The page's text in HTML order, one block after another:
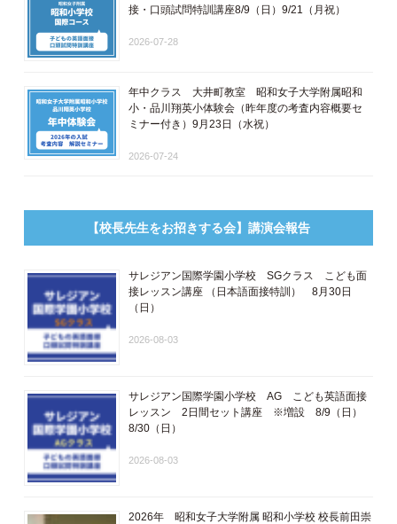
接・口頭試問特訓講座8/9（日）9/21（月祝）
2026-07-28
年中クラス 大井町教室 昭和女子大学附属昭和
小・品川翔英小体験会（昨年度の考査内容概要セ
ミナー付き）9月23日（水祝）
2026-07-24
【校長先生をお招きする会】講演会報告
サレジアン国際学園小学校 SGクラス こども面
接レッスン講座 ​（日本語面接特訓​） 8月30日
（日）
2026-08-03
サレジアン国際学園小学校 AG こども英語面接
レッスン 2日間セット講座 ※増設 8/9（日）
8/30（日）
2026-08-03
2026年 昭和女子大学附属 昭和小学校 校長前田崇